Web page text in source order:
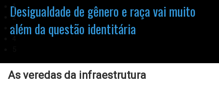
Desigualdade de gênero e raça vai muito
além da questão identitária
1
2
3
Os óbices do financiamento
Monetário e Financeiro
As veredas da infraestrutura